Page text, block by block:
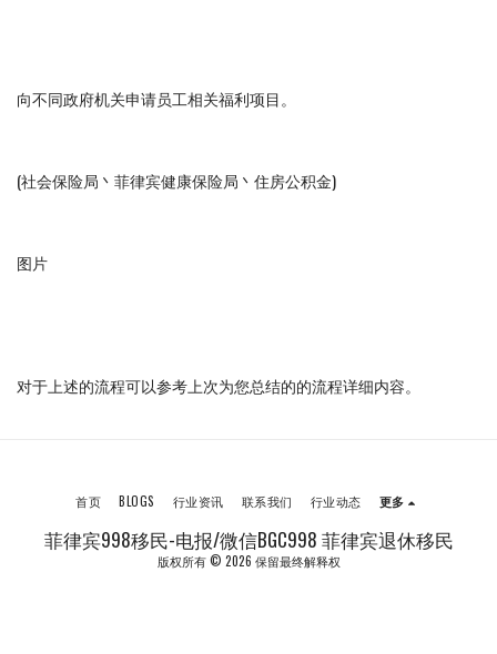
向不同政府机关申请员工相关福利项目。
(社会保险局丶菲律宾健康保险局丶住房公积金)
图片
对于上述的流程可以参考上次为您总结的的流程详细内容。
菲律宾998移民-电报/微信BGC998 菲律宾退休移民
版权所有 © 2026 保留最终解释权
首页 BLOGS 行业资讯 联系我们 行业动态 更多